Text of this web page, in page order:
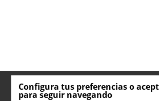
Configura tus preferencias o
para seguir navegando